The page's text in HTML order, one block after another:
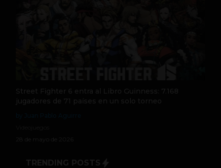
Street Fighter 6 entra al Libro Guinness: 7.168
jugadores de 71 países en un solo torneo
28 de mayo de 2026
TRENDING POSTS